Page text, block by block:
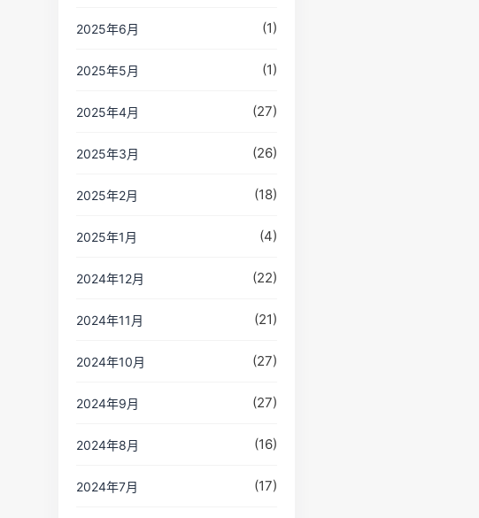
2025年6月 (1)
2025年5月 (1)
2025年4月 (27)
2025年3月 (26)
2025年2月 (18)
2025年1月 (4)
2024年12月 (22)
2024年11月 (21)
2024年10月 (27)
2024年9月 (27)
2024年8月 (16)
2024年7月 (17)